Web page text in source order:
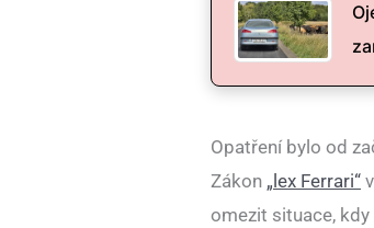
Opatření bylo od
Zákon „lex Ferrari“
omezit situace,